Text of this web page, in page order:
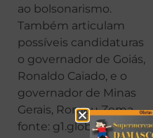
ao bolsonarismo.
Também articulam
possíveis candidaturas
o governador de Goiás,
Ronaldo Caiado, e o
governador de Minas
Gerais, Romeu Zema.
fonte: g1.globo